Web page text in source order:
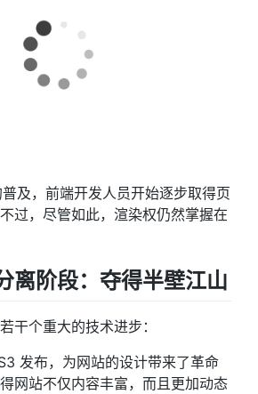
及，前端开发人员开始逐步取得页
过，尽管如此，渲染权仍然掌握在
离阶段：夺得半壁江山
干个重大的技术进步：
发布，为网站的设计带来了革命
网站不仅内容丰富，而且更加动态